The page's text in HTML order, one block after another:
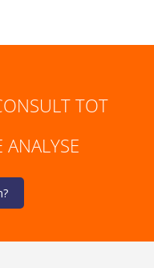
TOT
ANALYSE